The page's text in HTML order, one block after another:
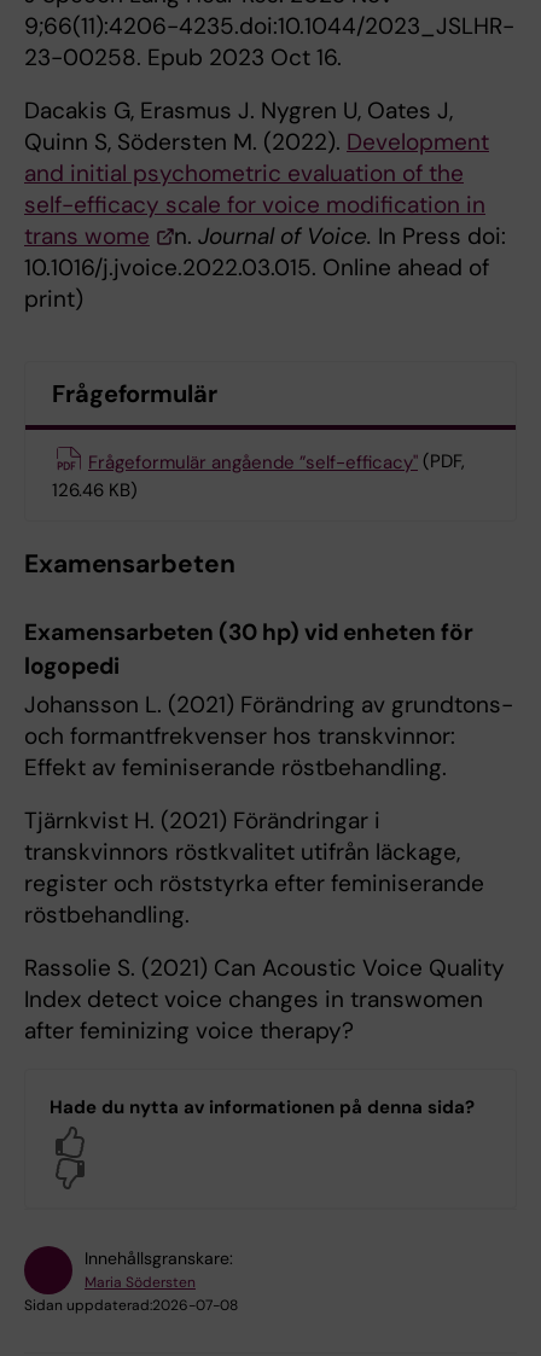
9;66(11):4206-4235.doi:10.1044/2023_JSLHR-
23-00258. Epub 2023 Oct 16.
Dacakis G, Erasmus J. Nygren U, Oates J,
Quinn S, Södersten M. (2022). Development
and initial psychometric evaluation of the
self-efficacy scale for voice modification in
trans wome
n. Journal of Voice. In Press doi:
10.1016/j.jvoice.2022.03.015. Online ahead of
print)
Frågeformulär
Frågeformulär angående ”self-efficacy" (PDF,
126.46 KB)
Examensarbeten
Examensarbeten (30 hp) vid enheten för
logopedi
Johansson L. (2021) Förändring av grundtons-
och formantfrekvenser hos transkvinnor:
Effekt av feminiserande röstbehandling.
Tjärnkvist H. (2021) Förändringar i
transkvinnors röstkvalitet utifrån läckage,
register och röststyrka efter feminiserande
röstbehandling.
Rassolie S. (2021) Can Acoustic Voice Quality
Index detect voice changes in transwomen
after feminizing voice therapy?
Hade du nytta av informationen på denna sida?
Innehållsgranskare:
Maria Södersten
Sidan uppdaterad:2026-07-08